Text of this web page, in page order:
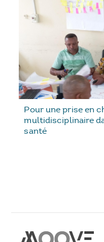
Pour une prise en
multidisciplinaire
santé